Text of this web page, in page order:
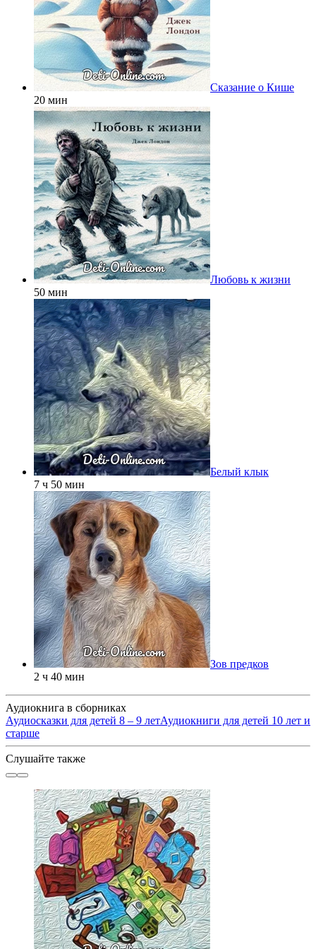
Сказание о Кише
20 мин
Любовь к жизни
50 мин
Белый клык
7 ч 50 мин
Зов предков
2 ч 40 мин
Аудиокнига в сборниках
Аудиосказки для детей 8 – 9 летАудиокниги для детей 10 лет и
старше
Слушайте также